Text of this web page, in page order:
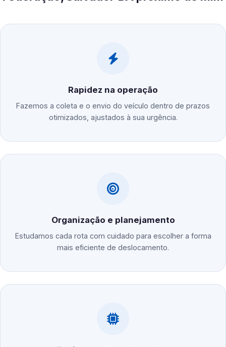
Rapidez na operação
Fazemos a coleta e o envio do veículo dentro de prazos
otimizados, ajustados à sua urgência.
Organização e planejamento
Estudamos cada rota com cuidado para escolher a forma
mais eficiente de deslocamento.